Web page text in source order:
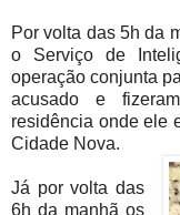
Por volta das 5h da
o Serviço de
operação conjunta
acusado e
residência onde ele
Cidade Nova.
Já por volta das
6h da manhã os